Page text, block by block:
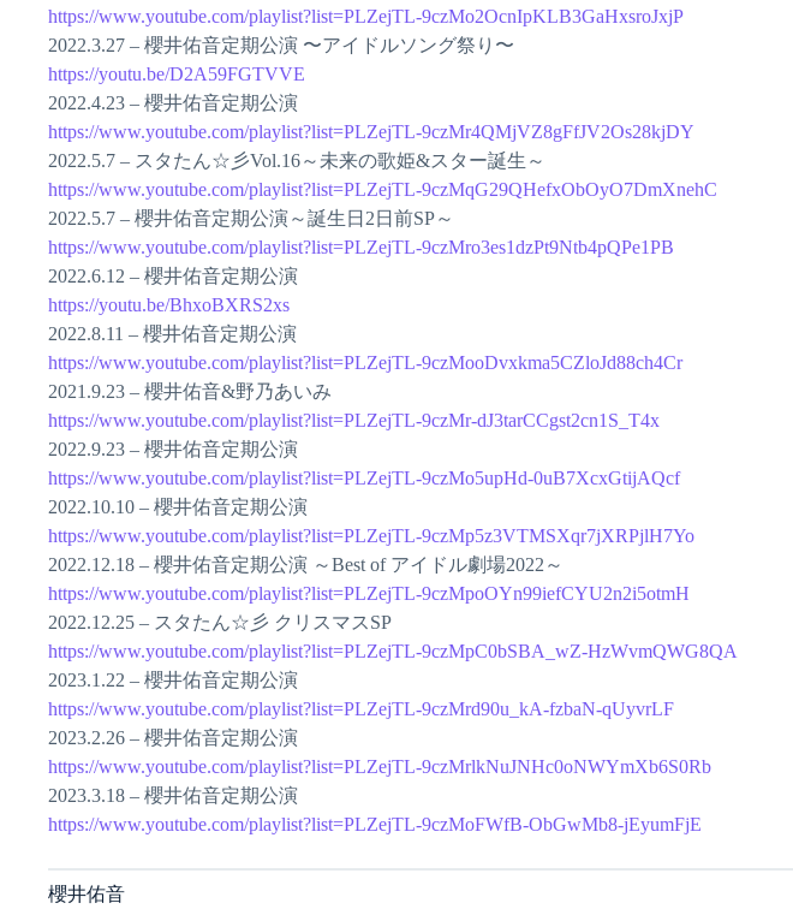
https://www.youtube.com/playlist?list=PLZejTL-9czMo2OcnIpKLB3GaHxsroJxjP
2022.3.27 – 櫻井佑音定期公演 〜アイドルソング祭り〜
https://youtu.be/D2A59FGTVVE
2022.4.23 – 櫻井佑音定期公演
https://www.youtube.com/playlist?list=PLZejTL-9czMr4QMjVZ8gFfJV2Os28kjDY
2022.5.7 – スタたん☆彡Vol.16～未来の歌姫&スター誕生～
https://www.youtube.com/playlist?list=PLZejTL-9czMqG29QHefxObOyO7DmXnehC
2022.5.7 – 櫻井佑音定期公演～誕生日2日前SP～
https://www.youtube.com/playlist?list=PLZejTL-9czMro3es1dzPt9Ntb4pQPe1PB
2022.6.12 – 櫻井佑音定期公演
https://youtu.be/BhxoBXRS2xs
2022.8.11 – 櫻井佑音定期公演
https://www.youtube.com/playlist?list=PLZejTL-9czMooDvxkma5CZloJd88ch4Cr
2021.9.23 – 櫻井佑音&野乃あいみ
https://www.youtube.com/playlist?list=PLZejTL-9czMr-dJ3tarCCgst2cn1S_T4x
2022.9.23 – 櫻井佑音定期公演
https://www.youtube.com/playlist?list=PLZejTL-9czMo5upHd-0uB7XcxGtijAQcf
2022.10.10 – 櫻井佑音定期公演
https://www.youtube.com/playlist?list=PLZejTL-9czMp5z3VTMSXqr7jXRPjlH7Yo
2022.12.18 – 櫻井佑音定期公演 ～Best of アイドル劇場2022～
https://www.youtube.com/playlist?list=PLZejTL-9czMpoOYn99iefCYU2n2i5otmH
2022.12.25 – スタたん☆彡 クリスマスSP
https://www.youtube.com/playlist?list=PLZejTL-9czMpC0bSBA_wZ-HzWvmQWG8QA
2023.1.22 – 櫻井佑音定期公演
https://www.youtube.com/playlist?list=PLZejTL-9czMrd90u_kA-fzbaN-qUyvrLF
2023.2.26 – 櫻井佑音定期公演
https://www.youtube.com/playlist?list=PLZejTL-9czMrlkNuJNHc0oNWYmXb6S0Rb
2023.3.18 – 櫻井佑音定期公演
https://www.youtube.com/playlist?list=PLZejTL-9czMoFWfB-ObGwMb8-jEyumFjE
櫻井佑音